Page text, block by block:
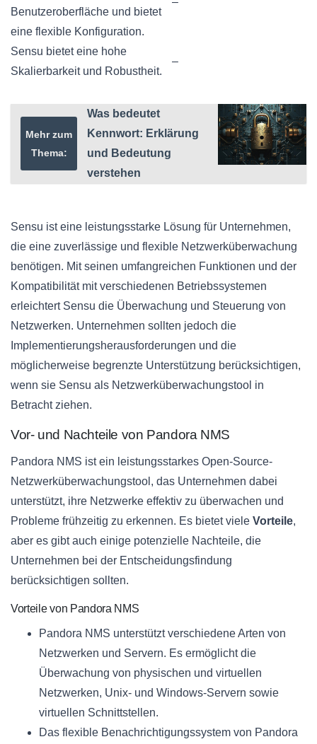
Benutzeroberfläche und bietet
eine flexible Konfiguration.
Sensu bietet eine hohe
Skalierbarkeit und Robustheit.
–
Mehr zum
Thema:
Was bedeutet
Kennwort: Erklärung
und Bedeutung
verstehen
Sensu ist eine leistungsstarke Lösung für Unternehmen,
die eine zuverlässige und flexible Netzwerküberwachung
benötigen. Mit seinen umfangreichen Funktionen und der
Kompatibilität mit verschiedenen Betriebssystemen
erleichtert Sensu die Überwachung und Steuerung von
Netzwerken. Unternehmen sollten jedoch die
Implementierungsherausforderungen und die
möglicherweise begrenzte Unterstützung berücksichtigen,
wenn sie Sensu als Netzwerküberwachungstool in
Betracht ziehen.
Vor- und Nachteile von Pandora NMS
Pandora NMS ist ein leistungsstarkes Open-Source-
Netzwerküberwachungstool, das Unternehmen dabei
unterstützt, ihre Netzwerke effektiv zu überwachen und
Probleme frühzeitig zu erkennen. Es bietet viele Vorteile,
aber es gibt auch einige potenzielle Nachteile, die
Unternehmen bei der Entscheidungsfindung
berücksichtigen sollten.
Vorteile von Pandora NMS
Pandora NMS unterstützt verschiedene Arten von
Netzwerken und Servern. Es ermöglicht die
Überwachung von physischen und virtuellen
Netzwerken, Unix- und Windows-Servern sowie
virtuellen Schnittstellen.
Das flexible Benachrichtigungssystem von Pandora